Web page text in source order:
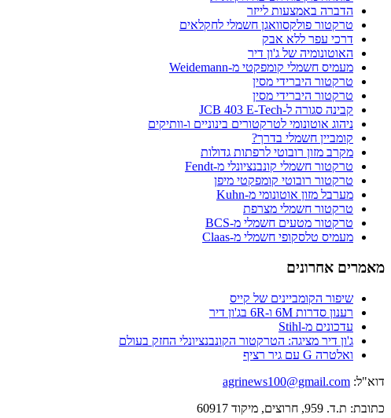
הדברה באמצעות לייזר
טרקטור פולקסוואגן חשמלי לחקלאים
דרכי עפר ללא אבק
האוטונומיה של ג'ון דיר
מעמיס חשמלי קומפקטי מ-Weidemann
טרקטור היברידי מסין
טרקטור היברידי מסין
קבינה סגורה ל-JCB 403 E-Tech
ניהוג אוטונומי לטרקטורים בינוניים ו-וותיקים
קומביין חשמלי בדרך?
מקרב מזון רובוטי לרפתות גדולות
טרקטור חשמלי קונבנציונלי מ-Fendt
טרקטור רובוטי קומפקטי מיפן
מערבל מזון אוטונומי מ-Kuhn
טרקטור חשמלי מצרפת
טרקטור מטעים חשמלי מ-BCS
מעמיס טלסקופי חשמלי מ-Claas
מאמרים אחרונים
שיפור הקומביינים של קייס
רענון סדרות 6M ו-6R בג'ון דיר
עדכונים מ-Stihl
ג'ון דיר מציגה: הטרקטור הקונבנציונלי החזק בעולם
ואלטרה G עם גיר רציף
דוא"ל: agrinews100@gmail.com
כתובת: ת.ד. 959, חרוצים, מיקוד 60917